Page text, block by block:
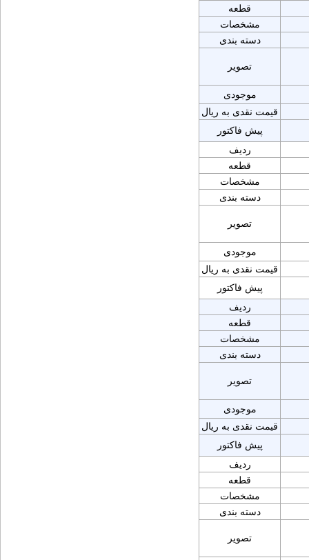
قطعه
مشخصات
دسته بندی
تصویر
موجودی
قیمت نقدی به ریال
پیش فاکتور
ردیف
قطعه
مشخصات
دسته بندی
تصویر
موجودی
قیمت نقدی به ریال
پیش فاکتور
ردیف
قطعه
مشخصات
دسته بندی
تصویر
موجودی
قیمت نقدی به ریال
پیش فاکتور
ردیف
قطعه
مشخصات
دسته بندی
تصویر